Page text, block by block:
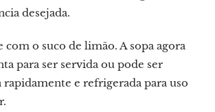
desejada.
com o suco de limão. A sopa agora
para ser servida ou pode ser
rapidamente e refrigerada para uso